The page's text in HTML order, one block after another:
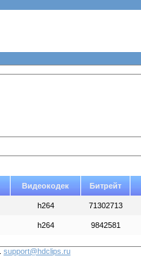
Видеокодек Битрейт
h264 71302713
h264 9842581
support@hdclips.ru